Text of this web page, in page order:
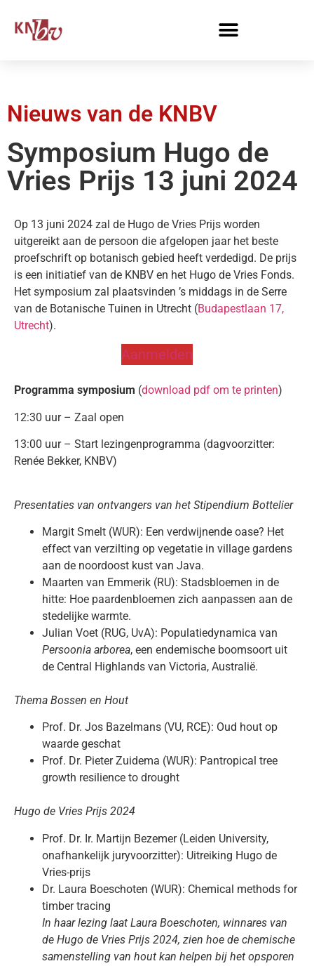
Nieuws van de KNBV
Symposium Hugo de
Vries Prijs 13 juni 2024
Op 13 juni 2024 zal de Hugo de Vries Prijs worden
uitgereikt aan de persoon die afgelopen jaar het beste
proefschrift op botanisch gebied heeft verdedigd. De prijs
is een initiatief van de KNBV en het Hugo de Vries Fonds.
Het symposium zal plaatsvinden ’s middags in de Serre
van de Botanische Tuinen in Utrecht (Budapestlaan 17,
Utrecht).
Aanmelden
Programma symposium (download pdf om te printen)
12:30 uur – Zaal open
13:00 uur – Start lezingenprogramma (dagvoorzitter:
Renée Bekker, KNBV)
Presentaties van ontvangers van het Stipendium Bottelier
Margit Smelt (WUR): Een verdwijnende oase? Het
effect van verzilting op vegetatie in village gardens
aan de noordoost kust van Java.
Maarten van Emmerik (RU): Stadsbloemen in de
hitte: Hoe paardenbloemen zich aanpassen aan de
stedelijke warmte.
Julian Voet (RUG, UvA): Populatiedynamica van
Persoonia arborea, een endemische boomsoort uit
de Central Highlands van Victoria, Australië.
Thema Bossen en Hout
Prof. Dr. Jos Bazelmans (VU, RCE): Oud hout op
waarde geschat
Prof. Dr. Pieter Zuidema (WUR): Pantropical tree
growth resilience to drought
Hugo de Vries Prijs 2024
Prof. Dr. Ir. Martijn Bezemer (Leiden University,
onafhankelijk juryvoorzitter): Uitreiking Hugo de
Vries-prijs
Dr. Laura Boeschoten (WUR): Chemical methods for
timber tracing
In haar lezing laat Laura Boeschoten, winnares van
de Hugo de Vries Prijs 2024, zien hoe de chemische
samenstelling van hout kan helpen bij het opsporen